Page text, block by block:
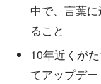
中で、言葉
ること
10年近くが
てアップデ